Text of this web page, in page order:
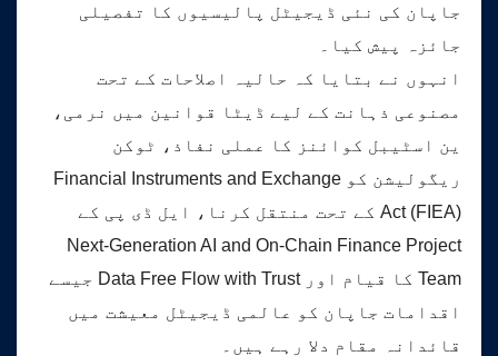
جاپان کی نئی ڈیجیٹل پالیسیوں کا تفصیلی
جائزہ پیش کیا۔
انہوں نے بتایا کہ حالیہ اصلاحات کے تحت
مصنوعی ذہانت کے لیے ڈیٹا قوانین میں نرمی،
ین اسٹیبل کوائنز کا عملی نفاذ، ٹوکن
ریگولیشن کو Financial Instruments and Exchange
Act (FIEA) کے تحت منتقل کرنا، ایل ڈی پی کے
Next-Generation AI and On-Chain Finance Project
Team کا قیام اور Data Free Flow with Trust جیسے
اقدامات جاپان کو عالمی ڈیجیٹل معیشت میں
قائدانہ مقام دلا رہے ہیں۔